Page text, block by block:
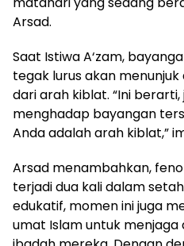
Arsad.
Saat Istiwa A‘zam,
tegak lurus akan
dari arah kiblat. “Ini
menghadap bayangan
Anda adalah arah kiblat,”
Arsad menambahkan,
terjadi dua kali dalam
edukatif, momen ini juga
umat Islam untuk